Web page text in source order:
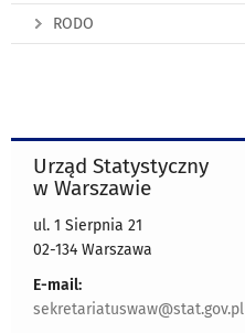
RODO
Urząd Statystyczny
w Warszawie
ul. 1 Sierpnia 21
02-134 Warszawa
E-mail:
sekretariatuswaw@stat.gov.pl